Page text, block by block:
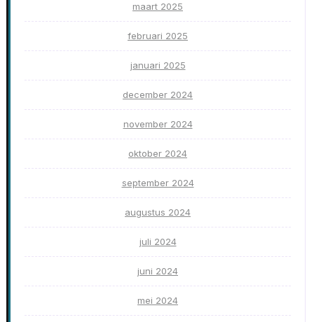
maart 2025
februari 2025
januari 2025
december 2024
november 2024
oktober 2024
september 2024
augustus 2024
juli 2024
juni 2024
mei 2024